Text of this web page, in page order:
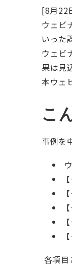
[8月22
ウェビ
いった
ウェビ
果は見
本ウェ
こ
事例を
各項目